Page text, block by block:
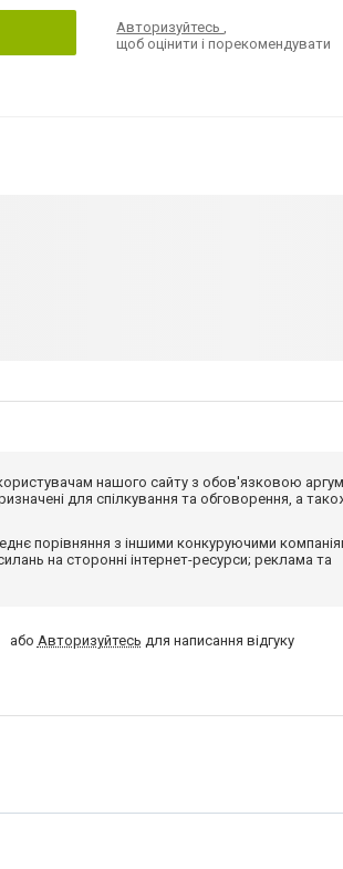
Авторизуйтесь,
щоб оцінити і порекомендувати
нашого сайту з обов'язковою
для спілкування та обговорення, а
порівняння з іншими конкуруючими
на сторонні інтернет-ресурси; реклама та
або Авторизуйтесь для написання відгуку